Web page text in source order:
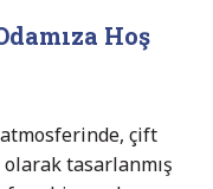
Hoş
atmosferinde, çift
tasarlanmış